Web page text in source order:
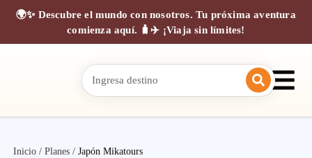
🌍✨ Descubre el mundo con nosotros. Tu próxima aventura
comienza aquí. 🧳✈️ ¡Viaja sin límites!
Inicio /Planes /Japón Mikatours